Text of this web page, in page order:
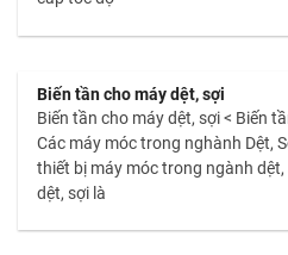
Biến tần cho máy dệt, sợi
Biến tần cho máy dệt, sợi
Các máy móc trong nghành
thiết bị máy móc trong ngành
dệt, sợi là